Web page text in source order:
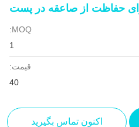
MOQ:
قیمت:
40
اکنون تماس بگیرید